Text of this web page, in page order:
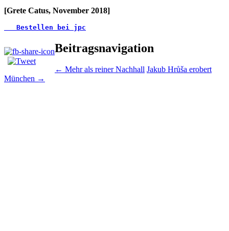
[Grete Catus, November 2018]
Bestellen bei jpc
Beitragsnavigation
← Mehr als reiner Nachhall Jakub Hrůša erobert
München →